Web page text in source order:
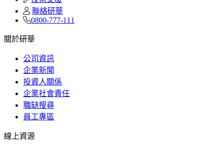
聯絡研華
0800-777-111
關於研華
公司資訊
企業新聞
投資人關係
企業社會責任
職缺搜尋
員工專區
線上資源